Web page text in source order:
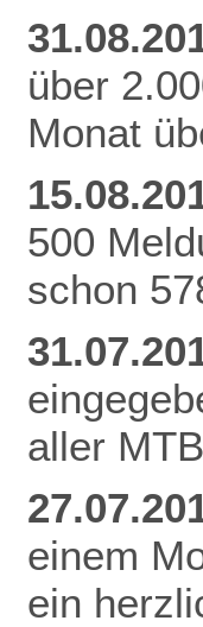
über
Monat
500
schon
aller
einem
ein